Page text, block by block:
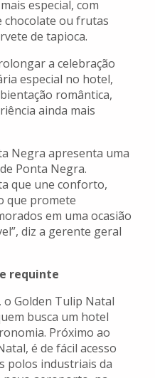
especial, com
chocolate ou frutas
de tapioca.
a celebração
especial no hotel,
romântica,
ainda mais
Negra apresenta uma
Ponta Negra.
que une conforto,
que promete
em uma ocasião
diz a gerente geral
requinte
Golden Tulip Natal
busca um hotel
Próximo ao
é de fácil acesso
polos industriais da